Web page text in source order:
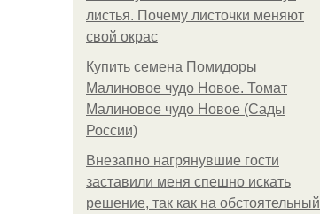
листья. Почему листочки меняют
свой окрас
Купить семена Помидоры
Малиновое чудо Новое. Томат
Малиновое чудо Новое (Сады
России)
Внезапно нагрянувшие гости
заставили меня спешно искать
решение, так как на обстоятельный